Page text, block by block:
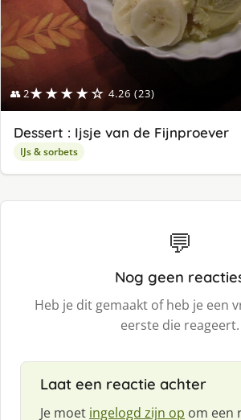
👥 2★★★★☆ 4.26 (23)
Dessert : Ijsje van de Fijnproever
IJs & sorbets
💬
Nog geen
Heb je dit gemaakt of heb je een
eerste die reageert.
Laat een reactie achter
Je moet ingelogd zijn op om een